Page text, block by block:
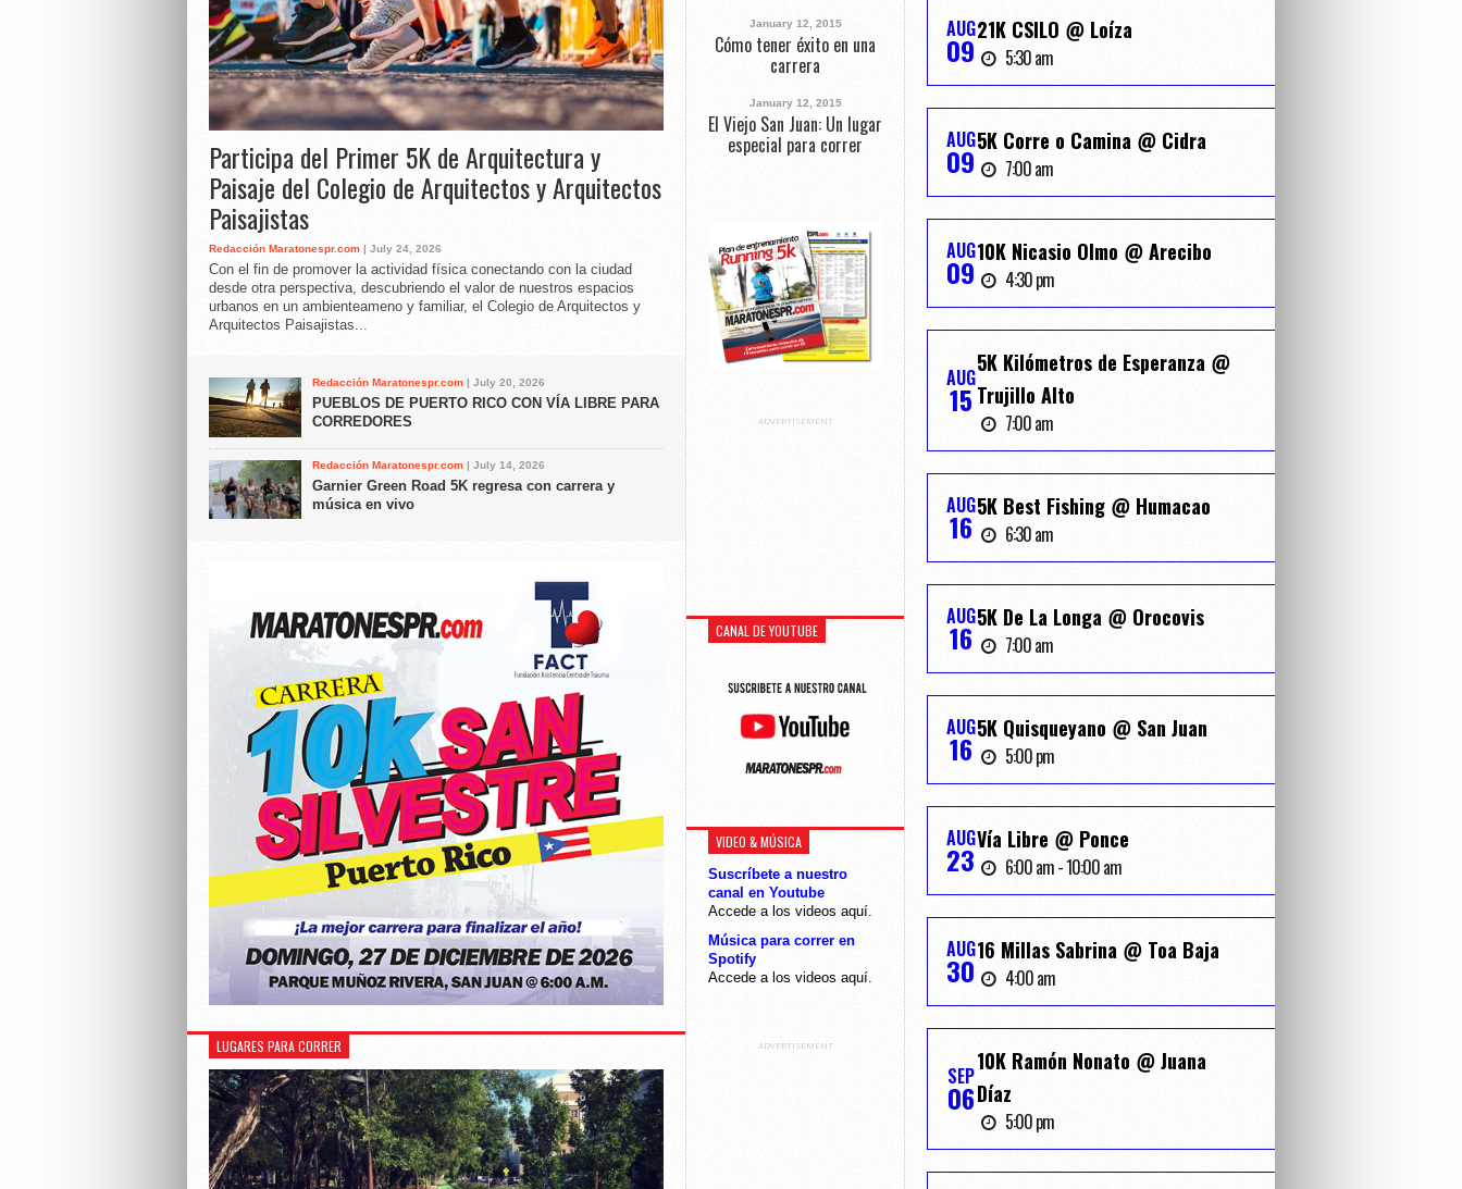
Participa del Primer 5K de Arquitectura y
Paisaje del Colegio de Arquitectos y Arquitectos
Paisajistas
Redacción Maratonespr.com | July 24, 2026
Con el fin de promover la actividad física conectando con la ciudad
desde otra perspectiva, descubriendo el valor de nuestros espacios
urbanos en un ambienteameno y familiar, el Colegio de Arquitectos y
Arquitectos Paisajistas...
Redacción Maratonespr.com | July 20, 2026
PUEBLOS DE PUERTO RICO CON VÍA LIBRE PARA
CORREDORES
Redacción Maratonespr.com | July 14, 2026
Garnier Green Road 5K regresa con carrera y
música en vivo
LUGARES PARA CORRER
January 12, 2015
Cómo tener éxito en una
carrera
January 12, 2015
El Viejo San Juan: Un lugar
especial para correr
ADVERTISEMENT
CANAL DE YOUTUBE
VIDEO & MÚSICA
Suscríbete a nuestro
canal en Youtube
Accede a los videos aquí.
Música para correr en
Spotify
Accede a los videos aquí.
ADVERTISEMENT
AUG
09
21K CSILO @ Loíza
5:30 am
AUG
09
5K Corre o Camina @ Cidra
7:00 am
AUG
09
10K Nicasio Olmo @ Arecibo
4:30 pm
AUG
15
5K Kilómetros de Esperanza @
Trujillo Alto
7:00 am
AUG
16
5K Best Fishing @ Humacao
6:30 am
AUG
16
5K De La Longa @ Orocovis
7:00 am
AUG
16
5K Quisqueyano @ San Juan
5:00 pm
AUG
23
Vía Libre @ Ponce
6:00 am - 10:00 am
AUG
30
16 Millas Sabrina @ Toa Baja
4:00 am
SEP
06
10K Ramón Nonato @ Juana
Díaz
5:00 pm